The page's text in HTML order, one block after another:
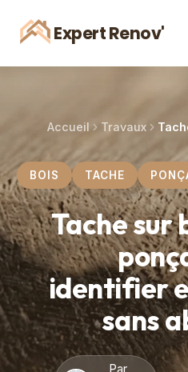
Expert Renov'
Accueil Travaux
BOIS TACHE
Tache sur
identifier
sans